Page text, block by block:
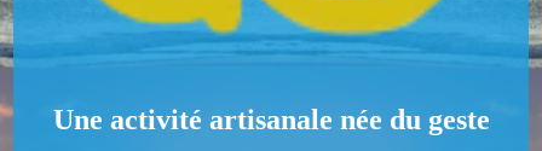
Une activité artisanale née du geste